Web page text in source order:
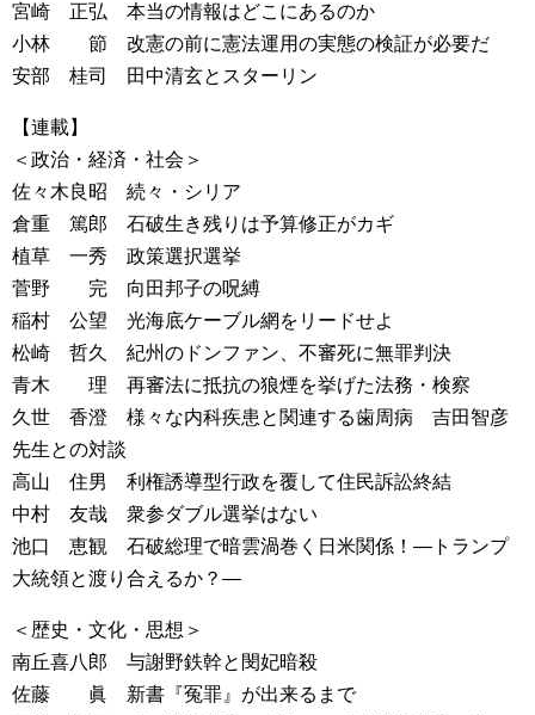
宮崎 正弘 本当の情報はどこにあるのか
小林 節 改憲の前に憲法運用の実態の検証が必要だ
安部 桂司 田中清玄とスターリン
【連載】
＜政治・経済・社会＞
佐々木良昭 続々・シリア
倉重 篤郎 石破生き残りは予算修正がカギ
植草 一秀 政策選択選挙
菅野 完 向田邦子の呪縛
稲村 公望 光海底ケーブル網をリードせよ
松崎 哲久 紀州のドンファン、不審死に無罪判決
青木 理 再審法に抵抗の狼煙を挙げた法務・検察
久世 香澄 様々な内科疾患と関連する歯周病 吉田智彦
先生との対談
高山 住男 利権誘導型行政を覆して住民訴訟終結
中村 友哉 衆参ダブル選挙はない
池口 恵観 石破総理で暗雲渦巻く日米関係！―トランプ
大統領と渡り合えるか？―
＜歴史・文化・思想＞
南丘喜八郎 与謝野鉄幹と閔妃暗殺
佐藤 眞 新書『冤罪』が出来るまで